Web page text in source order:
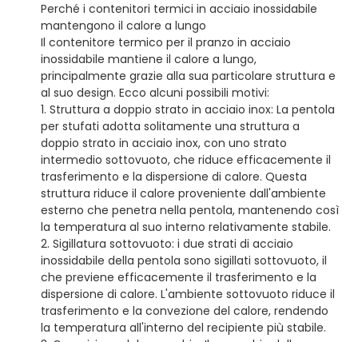
Perché i contenitori termici in acciaio inossidabile
mantengono il calore a lungo
Il contenitore termico per il pranzo in acciaio
inossidabile mantiene il calore a lungo,
principalmente grazie alla sua particolare struttura e
al suo design. Ecco alcuni possibili motivi:
1. Struttura a doppio strato in acciaio inox: La pentola
per stufati adotta solitamente una struttura a
doppio strato in acciaio inox, con uno strato
intermedio sottovuoto, che riduce efficacemente il
trasferimento e la dispersione di calore. Questa
struttura riduce il calore proveniente dall'ambiente
esterno che penetra nella pentola, mantenendo così
la temperatura al suo interno relativamente stabile.
2. Sigillatura sottovuoto: i due strati di acciaio
inossidabile della pentola sono sigillati sottovuoto, il
che previene efficacemente il trasferimento e la
dispersione di calore. L'ambiente sottovuoto riduce il
trasferimento e la convezione del calore, rendendo
la temperatura all'interno del recipiente più stabile.